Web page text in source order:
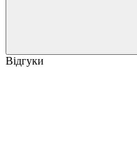
Відгуки